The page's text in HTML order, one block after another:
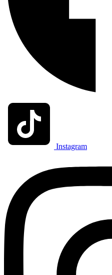
Instagram